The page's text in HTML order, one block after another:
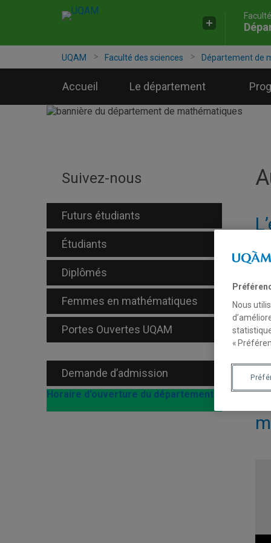
Accéder
la
recherche
Accéder
menu
pricipal
Accéder
la
zone
centrale
UQAM Faculté des sciences Département de
Accueil Le département
Suivez-nous
Futurs étudiants
Étudiants
Diplômés
Femmes en mathématiques
Portes Ouvertes UQAM
Demande d’admission
Horaire d’ouverture du département
Nous
«